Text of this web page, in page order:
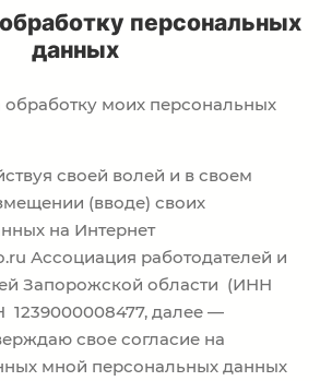
персональных
данных
обработку моих персональных
своей волей и в своем
(вводе) своих
на Интернет
Ассоциация работодателей и
Запорожской области (ИНН
1239000008477, далее —
свое согласие на
мной персональных данных